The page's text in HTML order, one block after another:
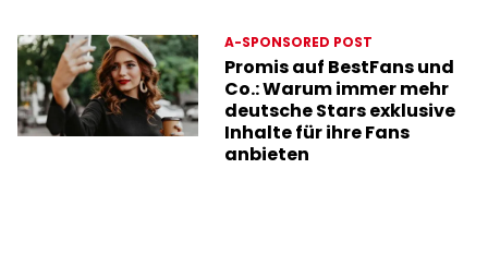
A-SPONSORED POST
Promis auf BestFans und
Co.: Warum immer mehr
deutsche Stars exklusive
Inhalte für ihre Fans
anbieten